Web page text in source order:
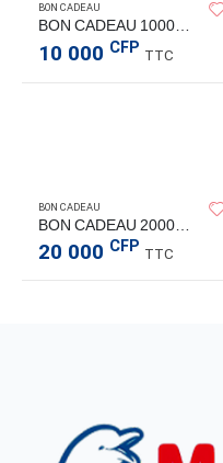
BON CADEAU
BON CADEAU 10000 CFP
10 000 CFP TTC
BON CADEAU
BON CADEAU 20000 CFP
20 000 CFP TTC